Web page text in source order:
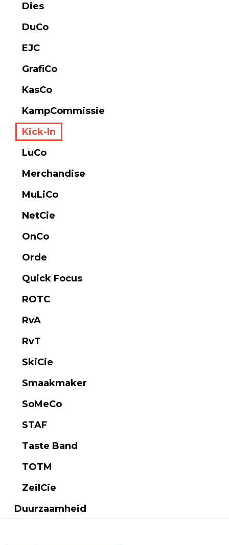
Dies
DuCo
EJC
GrafiCo
KasCo
KampCommissie
Kick-In
LuCo
Merchandise
MuLiCo
NetCie
OnCo
Orde
Quick Focus
ROTC
RvA
RvT
SkiCie
Smaakmaker
SoMeCo
STAF
Taste Band
TOTM
ZeilCie
Duurzaamheid